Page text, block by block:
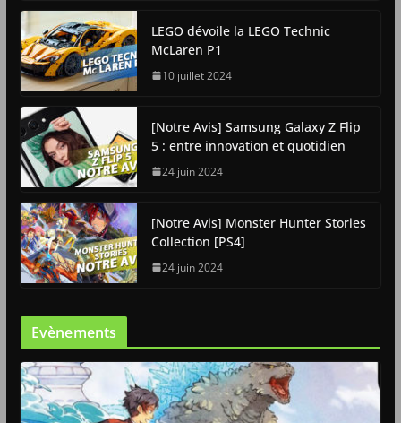
LEGO dévoile la LEGO Technic
McLaren P1
10 juillet 2024
[Notre Avis] Samsung Galaxy Z Flip
5 : entre innovation et quotidien
24 juin 2024
[Notre Avis] Monster Hunter Stories
Collection [PS4]
24 juin 2024
Evènements